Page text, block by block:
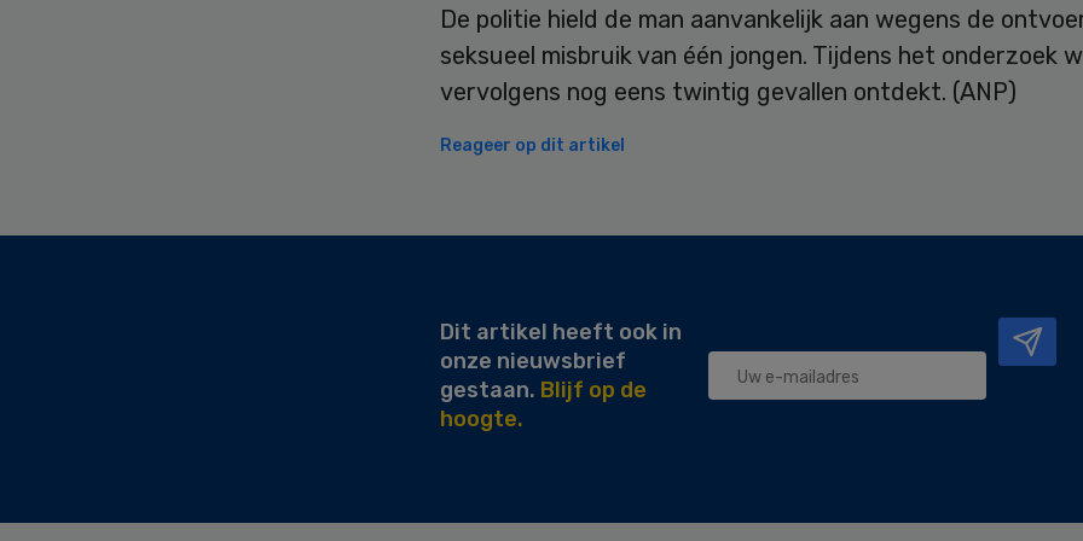
De politie hield de man aanvankelijk aan wegens de
seksueel misbruik van één jongen. Tijdens het onderzoek
vervolgens nog eens twintig gevallen ontdekt. (ANP)
Reageer op dit artikel
Dit artikel heeft ook in
onze nieuwsbrief
gestaan. Blijf op de
hoogte.